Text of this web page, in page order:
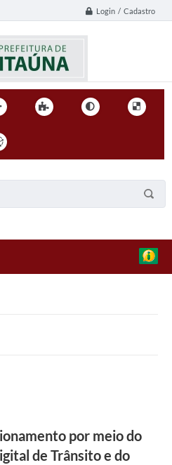
Login / Cadastro
por meio do
de Trânsito e do